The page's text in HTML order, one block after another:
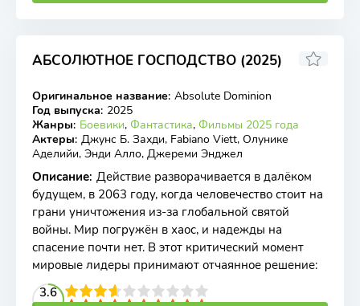
АБСОЛЮТНОЕ ГОСПОДСТВО (2025)
WEB-DL
6.5
Оригинальное название: Absolute Dominion
Год выпуска: 2025
Жанры: Боевики, Фантастика, Фильмы 2025 года
Актеры: Джунс Б. Захди, Fabiano Viett, Олунике
Аделийи, Энди Алло, Джереми Энджел
Описание: Действие разворачивается в далёком
будущем, в 2063 году, когда человечество стоит на
грани уничтожения из-за глобальной святой
войны. Мир погружён в хаос, и надежды на
спасение почти нет. В этот критический момент
мировые лидеры принимают отчаянное решение:
3.6
4 5 6 7 8 9 10